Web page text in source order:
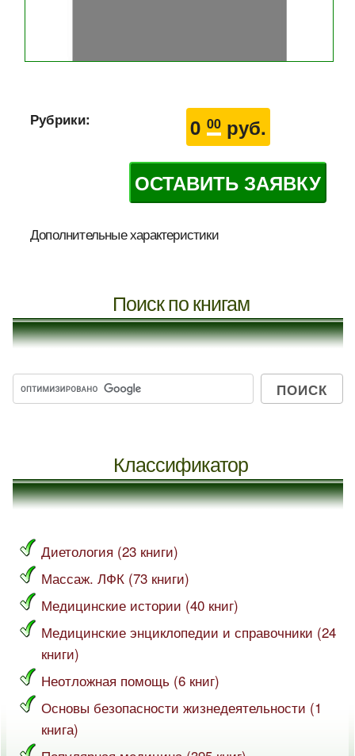
0 00руб.
ОСТАВИТЬ ЗАЯВКУ
Рубрики:
Дополнительные характеристики
Поиск по книгам
Классификатор
Диетология (23 книги)
Массаж. ЛФК (73 книги)
Медицинские истории (40 книг)
Медицинские энциклопедии и справочники (24
книги)
Неотложная помощь (6 книг)
Основы безопасности жизнедеятельности (1
книга)